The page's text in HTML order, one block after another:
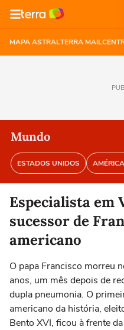
MAPA ASTRALTERRA MAIL
Mundo
ESTADOS UNIDOS
Especialista em
sucessor de
americano
O papa Francisco morreu
anos, um mês depois de
dupla pneumonia. O
americano da história,
Bento XVI, ficou à frente